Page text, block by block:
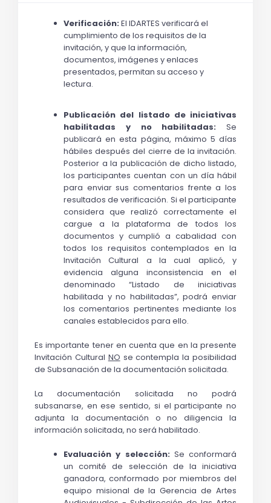
Verificación: El IDARTES verificará el
cumplimiento de los requisitos de la
invitación, y que la información,
documentos, imágenes y enlaces
presentados, permitan su acceso y
lectura.
Publicación del listado de iniciativas
habilitadas y no habilitadas: Se
publicará en esta página, máximo 5 días
hábiles después del cierre de la invitación.
Posterior a la publicación de dicho listado,
los participantes cuentan con un día hábil
para enviar sus comentarios frente a los
resultados de verificación. Si el participante
considera que realizó correctamente el
cargue a la plataforma de todos los
documentos y cumplió a cabalidad con
todos los requisitos contemplados en la
Invitación Cultural a la cual aplicó, y
evidencia alguna inconsistencia en el
denominado “Listado de iniciativas
habilitada y no habilitadas”, podrá enviar
los comentarios pertinentes mediante los
canales establecidos para ello.
Es importante tener en cuenta que en la presente
Invitación Cultural NO se contempla la posibilidad
de Subsanación de la documentación solicitada.
La documentación solicitada no podrá
subsanarse, en ese sentido, si el participante no
adjunta la documentación o no diligencia la
información solicitada, no será habilitado.
Evaluación y selección: Se conformará
un comité de selección de la iniciativa
ganadora, conformado por miembros del
equipo misional de la Gerencia de Artes